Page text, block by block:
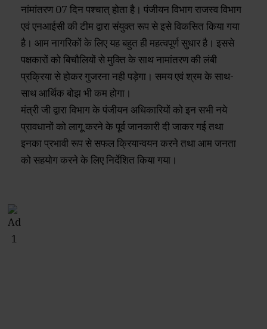
नांमांतरण 07 दिन पश्चात् होता है। पंजीयन विभाग राजस्व विभाग
एवं एनआईसी की टीम द्वारा संयुक्त रूप से इसे विकसित किया गया
है। आम नागरिकों के लिए यह बहुत ही महत्वपूर्ण सुधार है। इससे
पक्षकारों को बिचौलियों से मुक्ति के साथ नामांतरण की लंबी
प्रक्रिया से होकर गुजरना नही पड़ेगा। समय एवं श्रम के साथ-
साथ आर्थिक बोझ भी कम होगा।
मंत्री जी द्वारा विभाग के पंजीयन अधिकारियों को इन सभी नये
प्रावधानों को लागू करने के पूर्व जानकारी दी जाकर गई तथा
इनका प्रभावी रूप से सफल क्रियान्वयन करने तथा आम जनता
को सहयोग करने के लिए निर्देशित किया गया।